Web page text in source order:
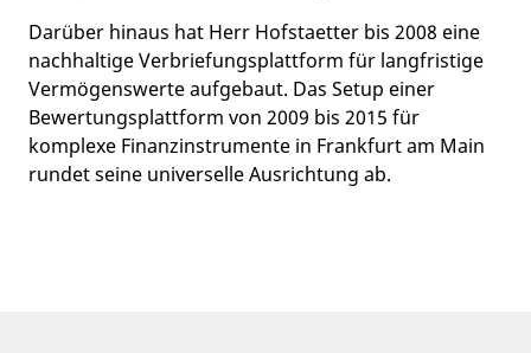
Darüber hinaus hat Herr Hofstaetter bis 2008 eine
nachhaltige Verbriefungsplattform für langfristige
Vermögenswerte aufgebaut. Das Setup einer
Bewertungsplattform von 2009 bis 2015 für
komplexe Finanzinstrumente in Frankfurt am Main
rundet seine universelle Ausrichtung ab.